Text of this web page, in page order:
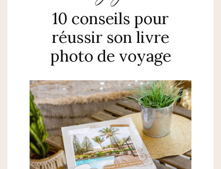
10 conseils pour
réussir son livre
photo de voyage